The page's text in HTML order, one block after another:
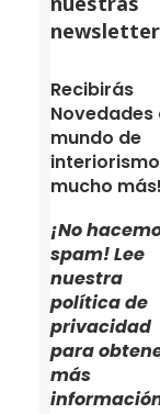
Recibirás
Novedades
mundo de
mucho más!
¡No
spam! Lee
nuestra
política de
privacidad
para
más